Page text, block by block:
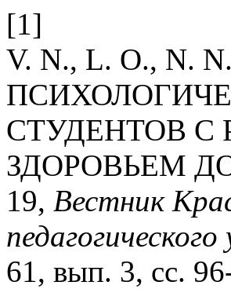
[1]
V. N., L. O., N.
СТУДЕНТОВ
ЗДОРОВЬЕМ
19, Вестник
61, вып. 3, сс.